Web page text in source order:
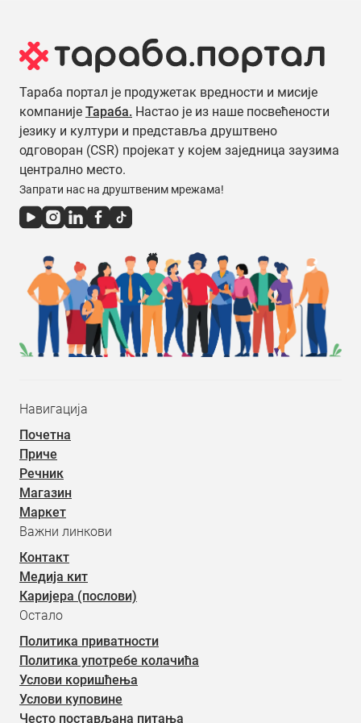
Тараба портал је продужетак вредности и мисије
компаније Тараба. Настао је из наше посвећености
језику и култури и представља друштвено
одговоран (CSR) пројекат у којем заједница заузима
централно место.
Запрати нас на друштвеним мрежама!
Навигација
Почетна
Приче
Речник
Магазин
Маркет
Важни линкови
Контакт
Медија кит
Каријера (послови)
Остало
Политика приватности
Политика употребе колачића
Услови коришћења
Услови куповине
Често постављана питања